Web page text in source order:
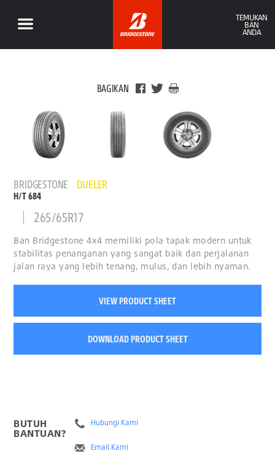
TEMUKAN
BAN
ANDA
BAGIKAN
BRIDGESTONE DUELER
H/T 684
265/65R17
Ban Bridgestone 4x4 memiliki pola tapak modern untuk
stabilitas penanganan yang sangat baik dan perjalanan
jalan raya yang lebih tenang, mulus, dan lebih nyaman.
VIEW PRODUCT SHEET
DOWNLOAD PRODUCT SHEET
BUTUH
BANTUAN?
Hubungi Kami
Email Kami